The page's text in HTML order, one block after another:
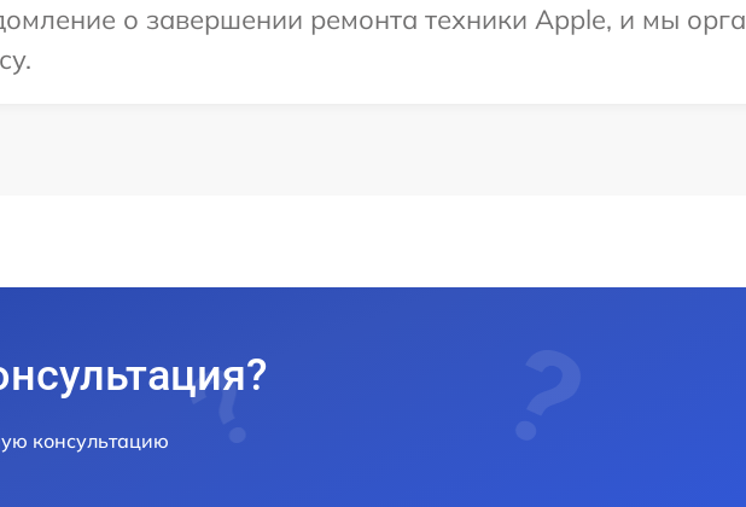
о завершении ремонта техники Apple, и мы
консультацию